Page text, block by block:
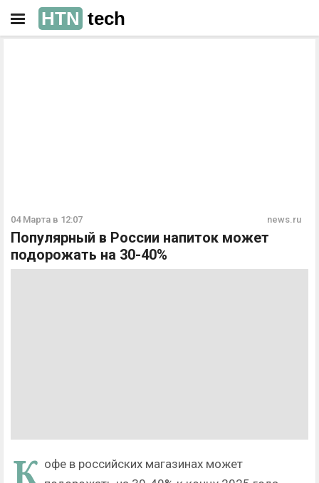
HTN tech
04 Марта в 12:07 news.ru
Популярный в России напиток может
подорожать на 30-40%
К офе в российских магазинах может